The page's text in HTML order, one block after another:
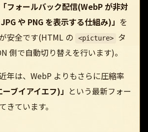
「フォールバック配信(WebP が非対
や PNG を表示する仕組み)」 を
安全です(HTML の
<picture>
タ
側で自動切り替えを行います)。
年は、WebP よりもさらに圧縮率
ーブイアイエフ)」 という最新フォー
きています。